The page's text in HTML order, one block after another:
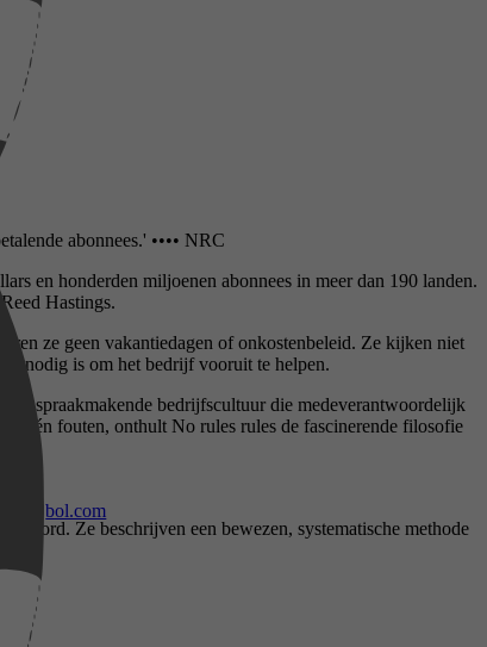
bol.com
abonnees.' •••• NRC
en honderden miljoenen abonnees in meer dan 190 landen.
Hastings.
ze geen vakantiedagen of onkostenbeleid. Ze kijken niet
nodig is om het bedrijf vooruit te helpen.
spraakmakende bedrijfscultuur die medeverantwoordelijk
én fouten, onthult No rules rules de fascinerende filosofie
Ze beschrijven een bewezen, systematische methode